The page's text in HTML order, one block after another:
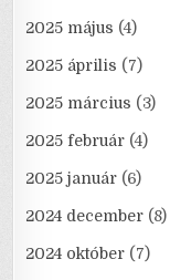
2025 május (4)
2025 április (7)
2025 március (3)
2025 február (4)
2025 január (6)
2024 december (8)
2024 október (7)